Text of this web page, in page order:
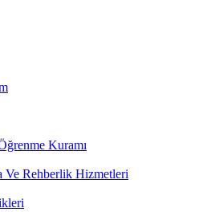
Kuramı
Ve Rehberlik Hizmetleri